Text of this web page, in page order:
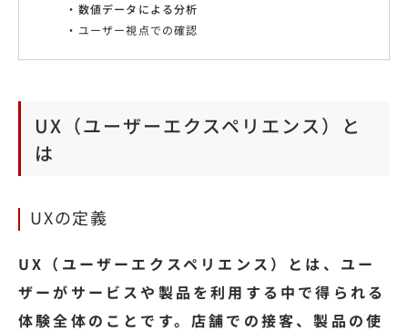
数値データによる分析
ユーザー視点での確認
UX（ユーザーエクスペリエンス）と
は
UXの定義
UX（ユーザー エクスペリエンス）とは、ユー
ザーがサービスや製品を利用する中で得られる
体験全体のことです。店舗での接客、製品の使